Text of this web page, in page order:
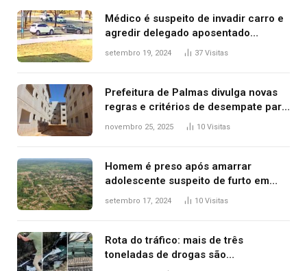
Médico é suspeito de invadir carro e
agredir delegado aposentado
durante confusão no trânsito
setembro 19, 2024 37 Visitas
Prefeitura de Palmas divulga novas
regras e critérios de desempate para
seleção de famílias no Minha Casa,
novembro 25, 2025 10 Visitas
Homem é preso após amarrar
adolescente suspeito de furto em
estaca de cerca e agredi-lo
setembro 17, 2024 10 Visitas
Rota do tráfico: mais de três
toneladas de drogas são